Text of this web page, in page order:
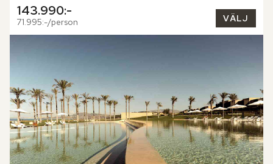
143.990:-
71.995:-/person VÄLJ